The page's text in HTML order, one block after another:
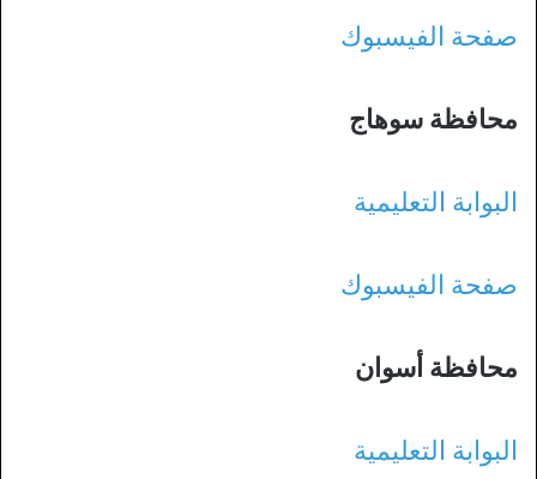
صفحة الفيسبوك
محافظة سوهاج
البوابة التعليمية
صفحة الفيسبوك
محافظة أسوان
البوابة التعليمية